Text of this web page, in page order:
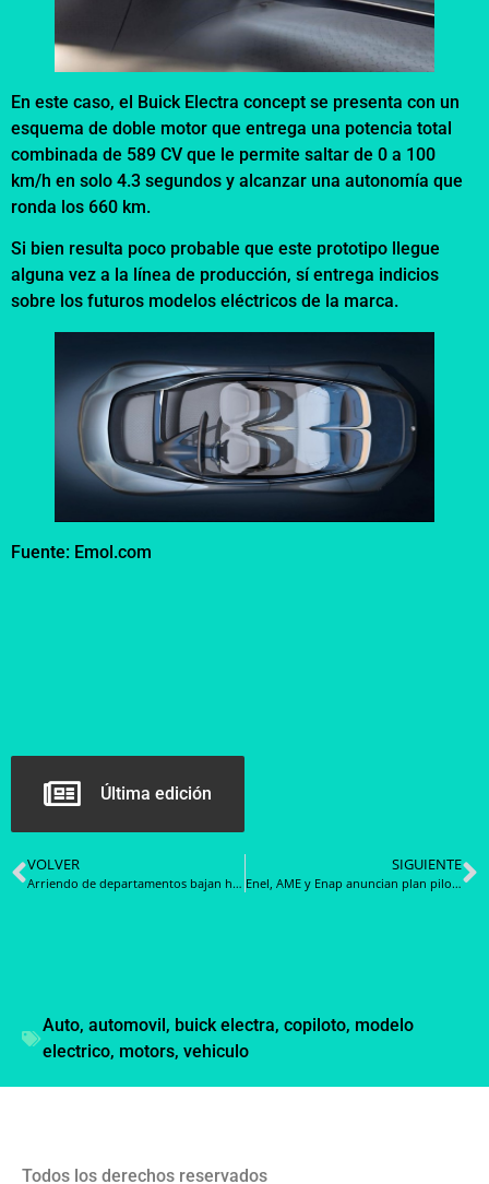
En este caso, el Buick Electra concept se presenta con un
esquema de doble motor que entrega una potencia total
combinada de 589 CV que le permite saltar de 0 a 100
km/h en solo 4.3 segundos y alcanzar una autonomía que
ronda los 660 km.
Si bien resulta poco probable que este prototipo llegue
alguna vez a la línea de producción, sí entrega indicios
sobre los futuros modelos eléctricos de la marca.
Fuente: Emol.com
Última edición
VOLVER
Arriendo de departamentos bajan hasta los 225 mil pesos
SIGUIENTE
Enel, AME y Enap anuncian plan piloto para desarrollar primera planta de hidrógeno verde en Chile
Auto, automovil , buick electra, copiloto, modelo
electrico, motors, vehiculo
Todos los derechos reservados